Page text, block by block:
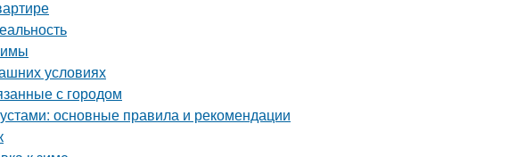
условиях
с городом
основные правила и рекомендации